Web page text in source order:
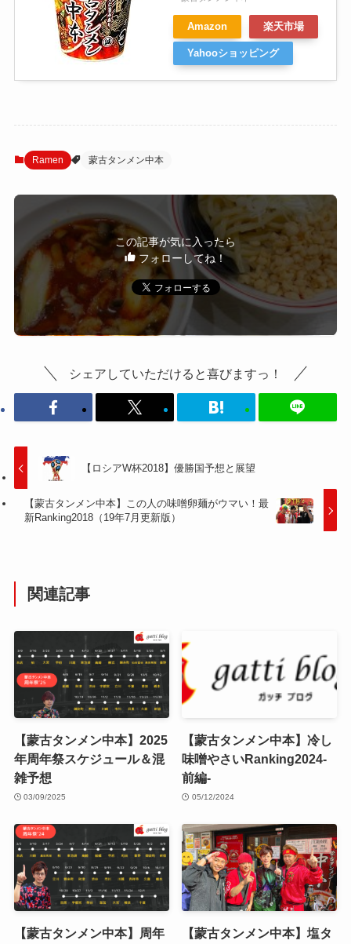
Amazon 楽天市場
Yahooショッピング
Ramen 蒙古タンメン中本
この記事が気に入ったら
フォローしてね！
シェアしていただけると喜びますっ！
【ロシアW杯2018】優勝国予想と展望
【蒙古タンメン中本】この人の味噌卵麺がウマい！最
新Ranking2018（19年7月更新版）
関連記事
【蒙古タンメン中本】2025
年周年祭スケジュール＆混
雑予想
03/09/2025
【蒙古タンメン中本】冷し
味噌やさいRanking2024-
前編-
05/12/2024
【蒙古タンメン中本】周年
【蒙古タンメン中本】塩タ